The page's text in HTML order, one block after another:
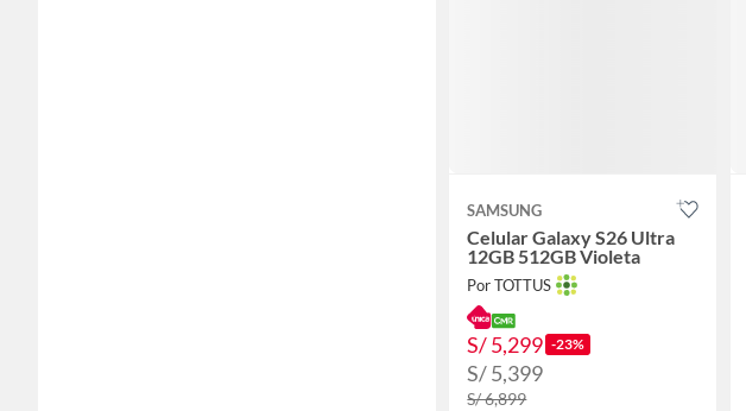
SAMSUNG
Celular Galaxy S26 Ultra
12GB 512GB Violeta
Por TOTTUS
S/ 5,299 -23%
S/ 5,399
S/ 6,899